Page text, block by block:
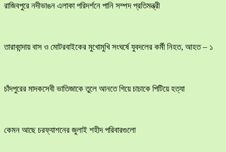
রাজিবপুরে নদীভাঙন এলাকা পরিদর্শনে পানি সম্পদ প্রতিমন্ত্রী
তারাকান্দায় বাস ও মোটরবাইকের মুখোমুখি সংঘর্ষে যুবদলের কর্মী নিহত, আহত – ১
চাঁদপুরের মাদকসেবী ভাতিজাকে তুলে আনতে গিয়ে চাচাকে পিটিয়ে হত্যা
কেমন আছে চরফ্যাশনের জুলাই শহীদ পরিবারগুলো